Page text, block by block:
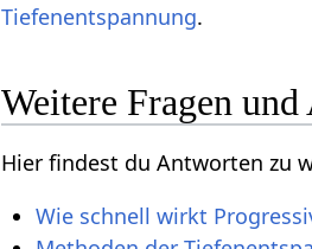
Tiefenentspannung.
Weitere Fragen
Hier findest du Antworten zu
Wie schnell wirkt